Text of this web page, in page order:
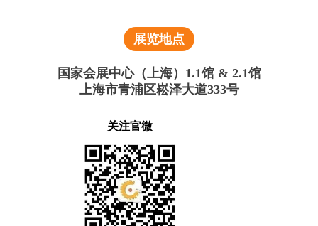
展览地点
国家会展中心（上海）1.1馆 & 2.1馆
上海市青浦区崧泽大道333号
关注官微